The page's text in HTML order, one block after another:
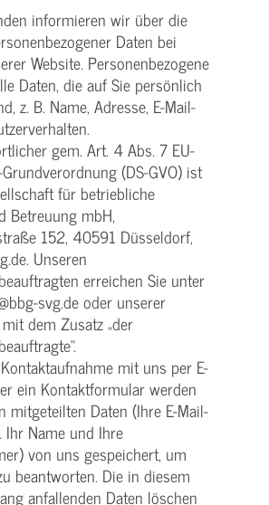
informieren wir über die
Daten bei
Website. Personenbezogene
Daten, die auf Sie persönlich
z. B. Name, Adresse, E-Mail-
gem. Art. 4 Abs. 7 EU-
(DS-GVO) ist
für betriebliche
Betreuung mbH,
152, 40591 Düsseldorf,
Unseren
erreichen Sie unter
svg.de oder unserer
dem Zusatz „der
mit uns per E-
ein Kontaktformular werden
mitgeteilten Daten (Ihre E-Mail-
Ihr Name und Ihre
von uns gespeichert, um
beantworten. Die in diesem
anfallenden Daten löschen